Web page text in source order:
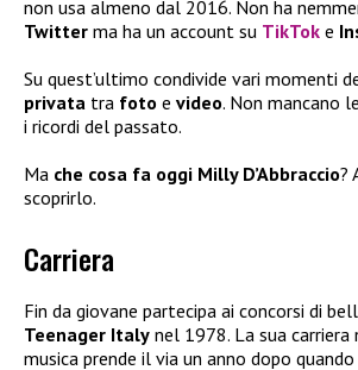
non usa almeno dal 2016. Non ha
Twitter ma ha un account su TikTok e
Su quest’ultimo condivide vari momenti
privata tra foto e video. Non mancano
i ricordi del passato.
Ma che cosa fa oggi Milly D’Abbraccio?
scoprirlo.
Carriera
Fin da giovane partecipa ai concorsi di
Teenager Italy nel 1978. La sua
musica prende il via un anno dopo